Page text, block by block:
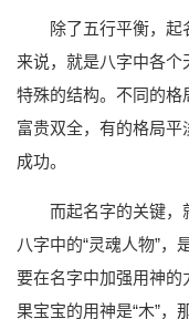
除了五行平衡，
来说，就是八字中各个
特殊的结构。不同的格
富贵双全，有的格局
成功。
而起名字的关键，
八字中的“灵魂人物”
要在名字中加强用神的
果宝宝的用神是“木”，